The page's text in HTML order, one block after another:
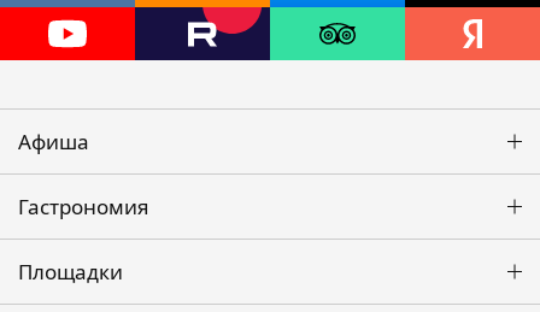
Афиша
Гастрономия
Площадки